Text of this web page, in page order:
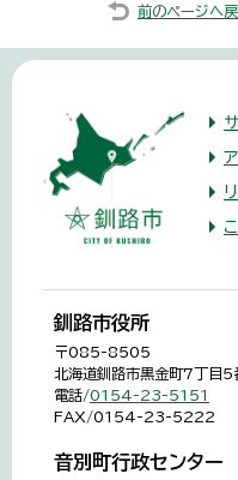
前のページへ戻
釧路市役所
〒085-8505
北海道釧路市黒金町7丁目5
電話/0154-23-5151
FAX/0154-23-5222
音別町行政センター